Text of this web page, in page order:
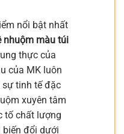
nổi bật nhất
nhuộm màu túi
thực của
của MK luôn
sự tinh tế đặc
xuyên tâm
tố chất lượng
biến đổi dưới